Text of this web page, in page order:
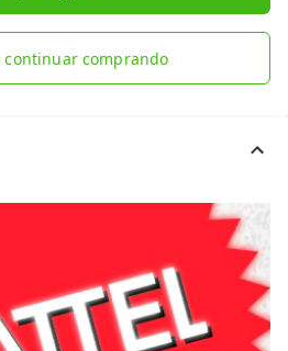
continuar comprando